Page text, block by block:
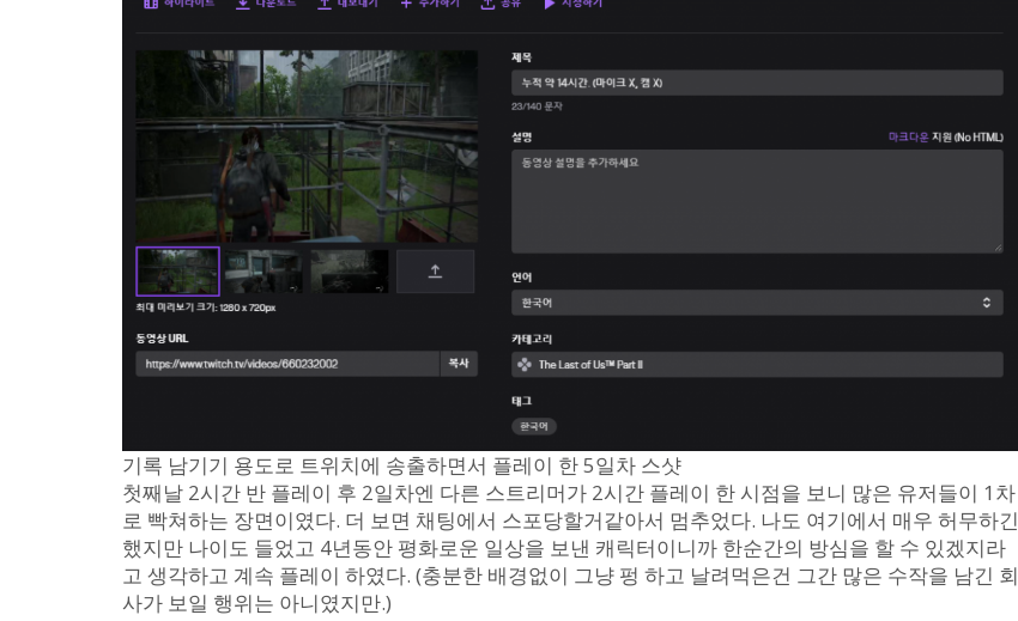
기록 남기기 용도로 트위치에 송출하면서 플레이 한 5일차 스샷
첫째날 2시간 반 플레이 후 2일차엔 다른 스트리머가 2시간 플레이 한 시점을 보니 많은 유저들이 1차
로 빡쳐하는 장면이였다. 더 보면 채팅에서 스포당할거같아서 멈추었다. 나도 여기에서 매우 허무하긴
했지만 나이도 들었고 4년동안 평화로운 일상을 보낸 캐릭터이니까 한순간의 방심을 할 수 있겠지라
고 생각하고 계속 플레이 하였다. (충분한 배경없이 그냥 펑 하고 날려먹은건 그간 많은 수작을 남긴 회
사가 보일 행위는 아니였지만.)